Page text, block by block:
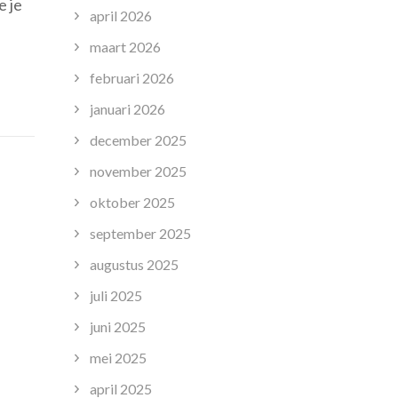
je
april 2026
maart 2026
februari 2026
januari 2026
december 2025
november 2025
oktober 2025
september 2025
augustus 2025
juli 2025
juni 2025
mei 2025
april 2025